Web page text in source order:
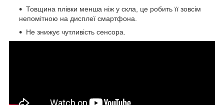
Товщина плівки менша ніж у скла, це робить її зовсім
непомітною на дисплеї смартфона.
Не знижує чутливість сенсора.